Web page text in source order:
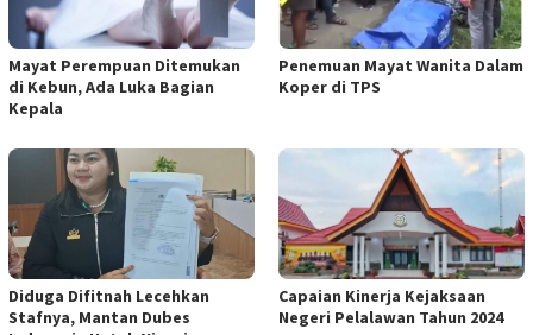
Mayat Perempuan Ditemukan
di Kebun, Ada Luka Bagian
Kepala
Penemuan Mayat Wanita Dalam
Koper di TPS
Diduga Difitnah Lecehkan
Stafnya, Mantan Dubes
Capaian Kinerja Kejaksaan
Negeri Pelalawan Tahun 2024